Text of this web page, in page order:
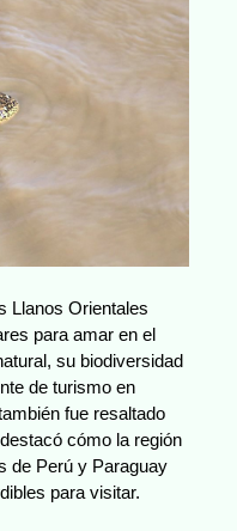
Llanos Orientales
para amar en el
su biodiversidad
de turismo en
fue resaltado
cómo la región
de Perú y Paraguay
para visitar.